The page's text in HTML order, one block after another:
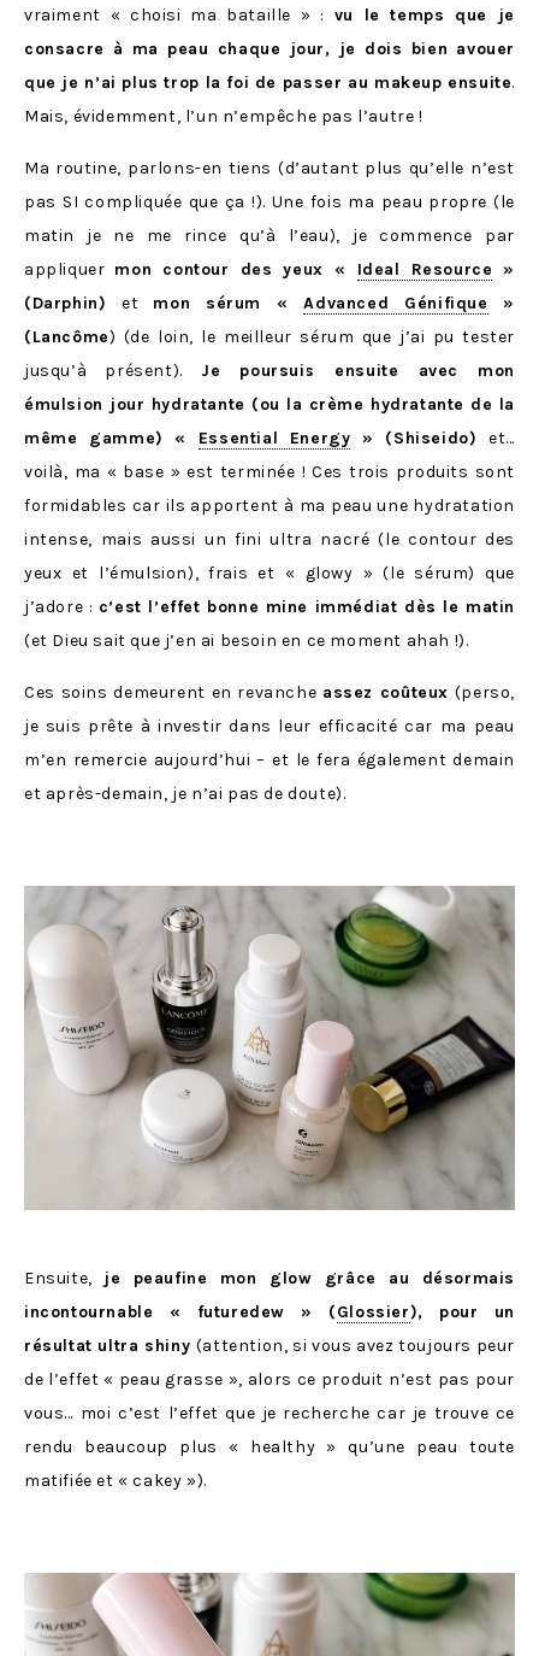
vraiment « choisi ma bataille » : vu le temps que je
consacre à ma peau chaque jour, je dois bien avouer
que je n’ai plus trop la foi de passer au makeup ensuite.
Mais, évidemment, l’un n’empêche pas l’autre !
Ma routine, parlons-en tiens (d’autant plus qu’elle n’est
pas SI compliquée que ça !). Une fois ma peau propre (le
matin je ne me rince qu’à l’eau), je commence par
appliquer mon contour des yeux « Ideal Resource »
(Darphin)et mon sérum «Advanced Génifique »
(Lancôme) (de loin, le meilleur sérum que j’ai pu tester
jusqu’à présent). Je poursuis ensuite avec mon
émulsion jour hydratante (ou la crème hydratante de la
même gamme) « Essential Energy » (Shiseido)et…
voilà, ma « base » est terminée ! Ces trois produits sont
formidables car ils apportent à ma peau une hydratation
intense, mais aussi un fini ultra nacré (le contour des
yeux et l’émulsion), frais et « glowy » (le sérum) que
j’adore : c’est l’effet bonne mine immédiat dès le matin
(et Dieu sait que j’en ai besoin en ce moment ahah !).
Ces soins demeurent en revanche assez coûteux (perso,
je suis prête à investir dans leur efficacité car ma peau
m’en remercie aujourd’hui – et le fera également demain
et après-demain, je n’ai pas de doute).
Ensuite,
je peaufine mon glow grâce au désormais
incontournable « futuredew » (Glossier), pour un
résultat ultra shiny (attention, si vous avez toujours peur
de l’effet « peau grasse », alors ce produit n’est pas pour
vous… moi c’est l’effet que je recherche car je trouve ce
rendu beaucoup plus « healthy » qu’une peau toute
matifiée et « cakey »).